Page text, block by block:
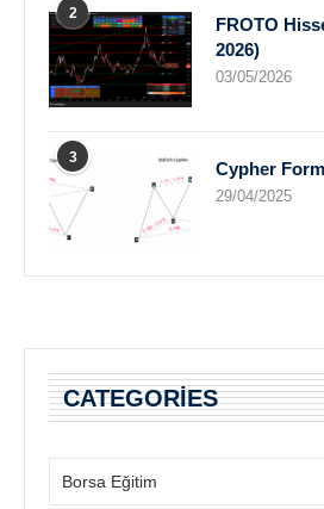
2
FROTO
2026)
03/05/2026
3
Cypher
29/04/2025
CATEGORIES